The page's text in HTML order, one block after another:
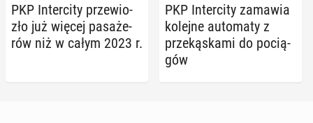
PKP In­ter­ci­ty prze­wio­
zło już więcej pa­sa­że­
rów niż w całym 2023 r.
PKP In­ter­ci­ty zamawia
kolejne au­to­ma­ty z
prze­ką­ska­mi do po­cią­
gów